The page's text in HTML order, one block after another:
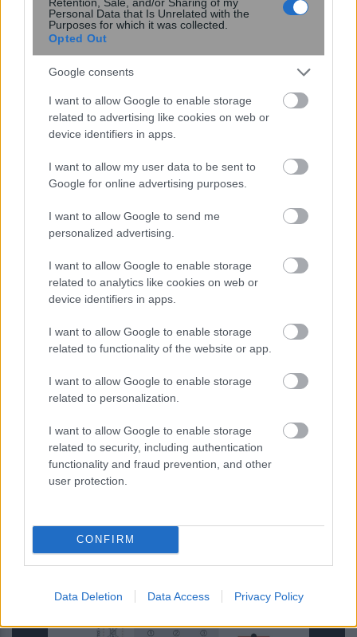
Personal Data that Is Unrelated with the
Purposes for which it was collected.
Opted Out
Google consents
I want to allow Google to enable storage
related to advertising like cookies on web or
device identifiers in apps.
I want to allow my user data to be sent to
Google for online advertising purposes.
I want to allow Google to send me
personalized advertising.
I want to allow Google to enable storage
related to analytics like cookies on web or
device identifiers in apps.
I want to allow Google to enable storage
related to functionality of the website or app.
I want to allow Google to enable storage
related to personalization.
I want to allow Google to enable storage
related to security, including authentication
functionality and fraud prevention, and other
user protection.
CONFIRM
Data Deletion Data Access Privacy Policy
Miranda Kerr: Η περίεργη διατροφή
που ακολουθεί το supermodel για να
ελάφι και βίσονα για ...
Ψεύτικα PDF και εφαρμογές
συνομιλίας μετατρέπουν υπολογιστές